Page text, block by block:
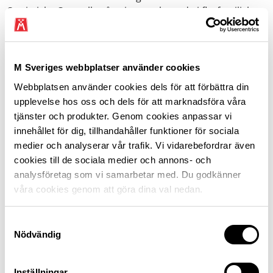
M Sveriges webbplatser använder cookies
Webbplatsen använder cookies dels för att förbättra din
upplevelse hos oss och dels för att marknadsföra våra
tjänster och produkter. Genom cookies anpassar vi
innehållet för dig, tillhandahåller funktioner för sociala
medier och analyserar vår trafik. Vi vidarebefordrar även
cookies till de sociala medier och annons- och
analysföretag som vi samarbetar med. Du godkänner
våra cookies genom att göra dina val nedan.
Nödvändig
Statistiska Centralbyrån visar att boende i flerfamiljshus
i högre utsträckning tvingas välja en icke laddbar
elhybrid, alltså en bil av den typ som denna utredning
Därför är det viktigt att subventionera bilen genom hela
dess verksamma tid, alltså även som begagnad. Det
måste bli ännu tydligare än vad det är idag för
begagnatköpare att det innebär både klimatmässiga
och ekonomiska fördelar att välja en bil som har låga
eller inga utsläpp.
Bara då menar vi att Sverige kan tillgodoräkna sig alla
investera i laddinfrastruktur.
Omställningen riskerar att bli orimligt kostsam om bilar